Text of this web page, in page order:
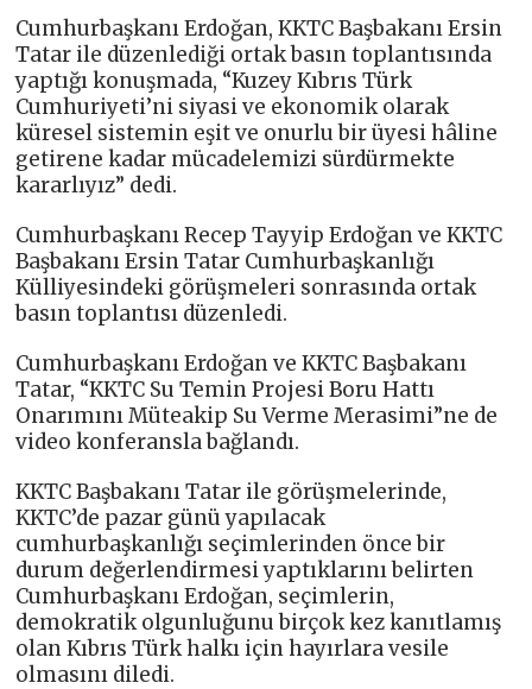
Cumhurbaşkanı Erdoğan, KKTC Başbakanı Ersin
Tatar ile düzenlediği ortak basın toplantısında
yaptığı konuşmada, “Kuzey Kıbrıs Türk
Cumhuriyeti’ni siyasi ve ekonomik olarak
küresel sistemin eşit ve onurlu bir üyesi hâline
getirene kadar mücadelemizi sürdürmekte
kararlıyız” dedi.
Cumhurbaşkanı Recep Tayyip Erdoğan ve KKTC
Başbakanı Ersin Tatar Cumhurbaşkanlığı
Külliyesindeki görüşmeleri sonrasında ortak
basın toplantısı düzenledi.
Cumhurbaşkanı Erdoğan ve KKTC Başbakanı
Tatar, “KKTC Su Temin Projesi Boru Hattı
Onarımını Müteakip Su Verme Merasimi”ne de
video konferansla bağlandı.
KKTC Başbakanı Tatar ile görüşmelerinde,
KKTC’de pazar günü yapılacak
cumhurbaşkanlığı seçimlerinden önce bir
durum değerlendirmesi yaptıklarını belirten
Cumhurbaşkanı Erdoğan, seçimlerin,
demokratik olgunluğunu birçok kez kanıtlamış
olan Kıbrıs Türk halkı için hayırlara vesile
olmasını diledi.